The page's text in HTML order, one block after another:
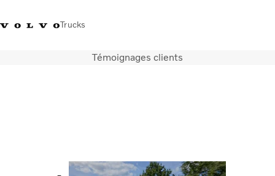
Trucks
Merchandise shopConnexionNederlands
Presse et médias
Témoignages clients